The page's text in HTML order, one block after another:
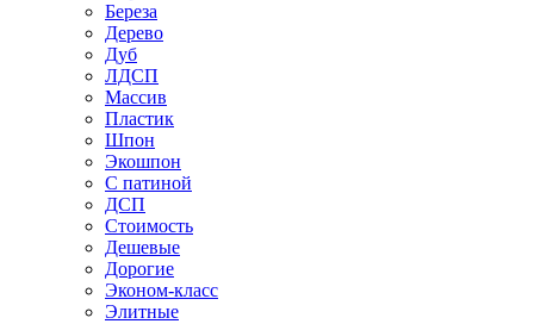
Береза
Дерево
Дуб
ЛДСП
Массив
Пластик
Шпон
Экошпон
С патиной
ДСП
Стоимость
Дешевые
Дорогие
Эконом-класс
Элитные